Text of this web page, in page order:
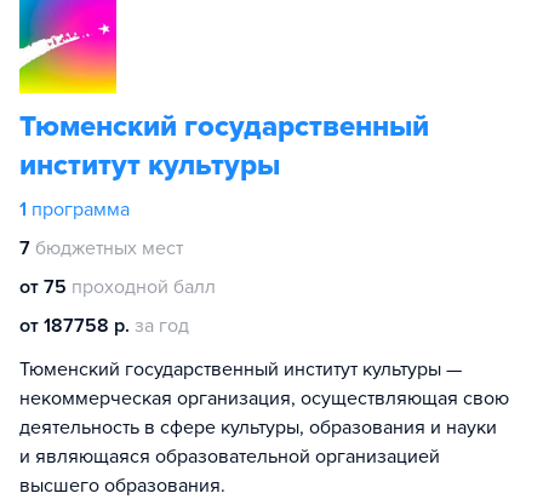
Тюменский государственный
институт культуры
1 программа
7 бюджетных мест
от 75 проходной балл
от 187758 р. за год
Тюменский государственный институт культуры —
некоммерческая организация, осуществляющая свою
деятельность в сфере культуры, образования и науки
и являющаяся образовательной организацией
высшего образования.